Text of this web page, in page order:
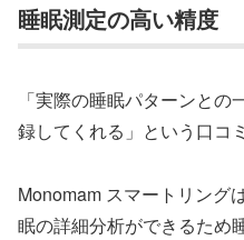
睡眠測定の高い精度
「実際の睡眠パターンと
録してくれる」という口コ
Monomam スマートリング
眠の詳細分析ができるため